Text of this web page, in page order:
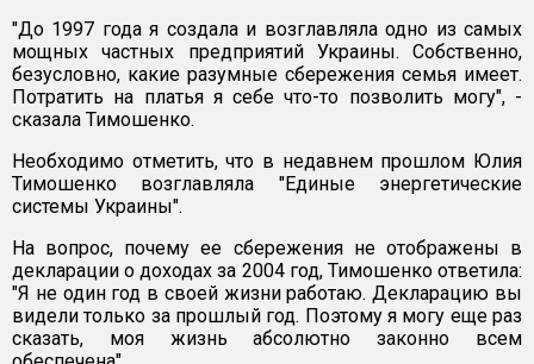
"До 1997 года я создала и возглавляла одно из самых
мощных частных предприятий Украины. Собственно,
безусловно, какие разумные сбережения семья имеет.
Потратить на платья я себе что-то позволить могу", -
сказала Тимошенко.
Необходимо отметить, что в недавнем прошлом Юлия
Тимошенко возглавляла "Единые энергетические
системы Украины".
На вопрос, почему ее сбережения не отображены в
декларации о доходах за 2004 год, Тимошенко ответила:
"Я не один год в своей жизни работаю. Декларацию вы
видели только за прошлый год. Поэтому я могу еще раз
сказать, моя жизнь абсолютно законно всем